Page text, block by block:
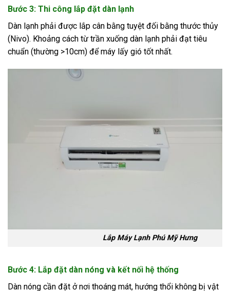
Bước 3: Thi công lắp đặt dàn lạnh
Dàn lạnh phải được lắp cân bằng tuyệt đối bằng thước thủy
(Nivo). Khoảng cách từ trần xuống dàn lạnh phải đạt tiêu
chuẩn (thường >10cm) để máy lấy gió tốt nhất.
Lắp Máy Lạnh Phú Mỹ Hưng
Bước 4: Lắp đặt dàn nóng và kết nối hệ thống
Dàn nóng cần đặt ở nơi thoáng mát, hướng thổi không bị vật